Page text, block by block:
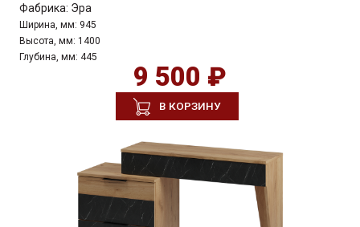
Фабрика: Эра
Ширина, мм: 945
Высота, мм: 1400
Глубина, мм: 445
9 500 ₽
В КОРЗИНУ